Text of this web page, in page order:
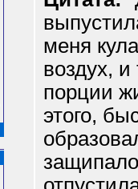
меня
воздух,
порции
этого,